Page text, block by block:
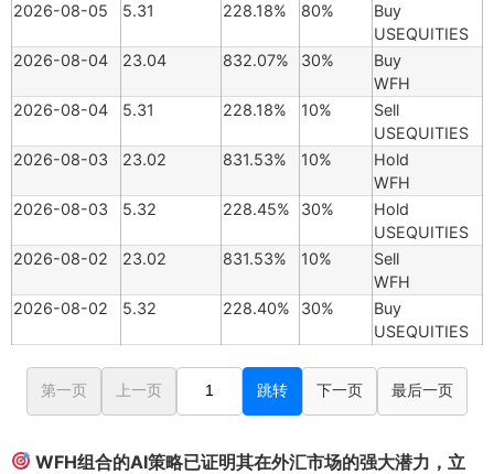
2026-08-05
5.31 228.18% 80%
Buy
USEQUITIES
2026-08-04
23.04 832.07% 30%
Buy
WFH
2026-08-04
5.31 228.18% 10%
Sell
USEQUITIES
2026-08-03
23.02 831.53% 10%
Hold
WFH
2026-08-03
5.32 228.45% 30%
Hold
USEQUITIES
2026-08-02
23.02 831.53% 10%
Sell
WFH
2026-08-02
5.32 228.40% 30%
Buy
USEQUITIES
第一页 上一页 跳转 下一页 最后一页
WFH组合的AI策略已证明其在外汇市场的强大潜力，立